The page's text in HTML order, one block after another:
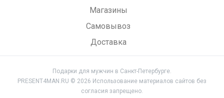
Магазины
Самовывоз
Доставка
Подарки для мужчин в Санкт-Петербурге.
PRESENT4MAN.RU © 2026 Использование материалов сайтов без
согласия запрещено.